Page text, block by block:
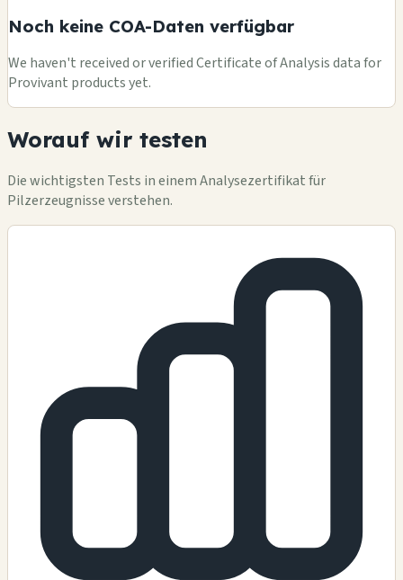
Noch keine COA-Daten verfügbar
We haven't received or verified Certificate of Analysis data for
Provivant products yet.
Worauf wir testen
Die wichtigsten Tests in einem Analysezertifikat für
Pilzerzeugnisse verstehen.